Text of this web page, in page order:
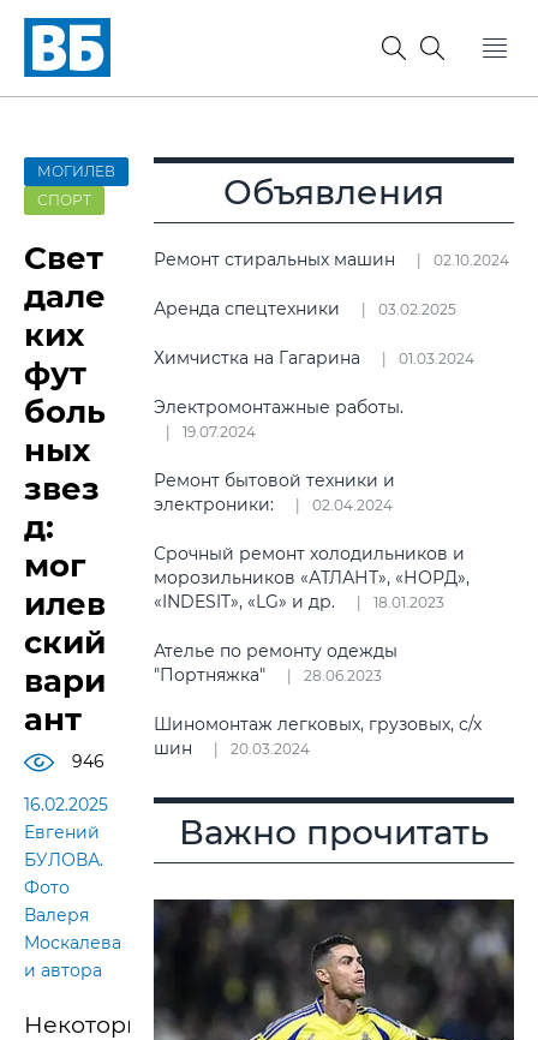
МОГИЛЕВ
СПОРТ
Свет
дале
ких
фут
боль
ных
звез
д:
мог
илев
ский
вари
ант
946
16.02.2025
Евгений
БУЛОВА.
Фото
Валеря
Москалева
и автора
Некоторые
Объявления
Ремонт стиральных машин 02.10.2024
Аренда спецтехники 03.02.2025
Химчистка на Гагарина 01.03.2024
Электромонтажные работы.
19.07.2024
Ремонт бытовой техники и
электроники:
02.04.2024
Срочный ремонт холодильников и
морозильников «АТЛАНТ», «НОРД»,
«INDESIT», «LG» и др.
18.01.2023
Ателье по ремонту одежды
"Портняжка"
28.06.2023
Шиномонтаж легковых, грузовых, с/х
шин
20.03.2024
Важно прочитать